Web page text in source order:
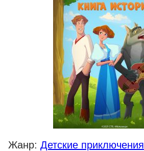
Жанр: Детские приключения